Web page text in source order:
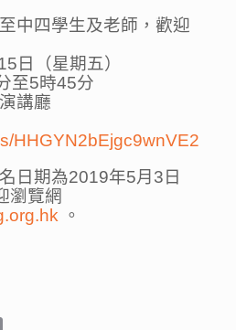
中四學生及老師，歡迎
日（星期五）
至5時45分
講廳
HHGYN2bEjgc9wnVE2
日期為2019年5月3日
瀏覽網
。